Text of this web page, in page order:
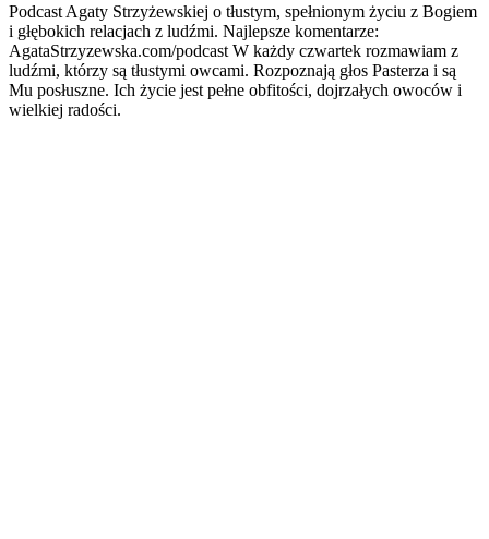
Podcast Agaty Strzyżewskiej o tłustym, spełnionym życiu z Bogiem
i głębokich relacjach z ludźmi. Najlepsze komentarze:
AgataStrzyzewska.com/podcast W każdy czwartek rozmawiam z
ludźmi, którzy są tłustymi owcami. Rozpoznają głos Pasterza i są
Mu posłuszne. Ich życie jest pełne obfitości, dojrzałych owoców i
wielkiej radości.